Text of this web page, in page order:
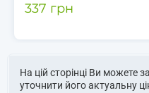
337 грн
На цій сторінці Ви можете
уточнити його актуальну